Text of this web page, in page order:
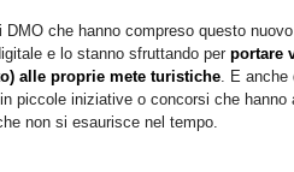
DMO che hanno compreso questo
e lo stanno sfruttando per portare
alle proprie mete turistiche. E anche
piccole iniziative o concorsi che hanno
non si esaurisce nel tempo.